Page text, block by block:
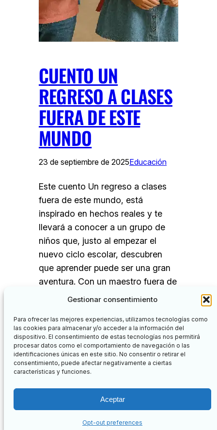
Gestionar consentimiento
Para ofrecer las mejores experiencias, utilizamos tecnologías como
las cookies para almacenar y/o acceder a la información del
dispositivo. El consentimiento de estas tecnologías nos permitirá
procesar datos como el comportamiento de navegación o las
identificaciones únicas en este sitio. No consentir o retirar el
consentimiento, puede afectar negativamente a ciertas
características y funciones.
Aceptar
Opt-out preferences
CUENTO UN
REGRESO A CLASES
FUERA DE ESTE
MUNDO
23 de septiembre de 2025Educación
Este cuento Un regreso a clases
fuera de este mundo, está
inspirado en hechos reales y te
llevará a conocer a un grupo de
niños que, justo al empezar el
nuevo ciclo escolar, descubren
que aprender puede ser una gran
aventura. Con un maestro fuera de
lo común, cascos espaciales de
Facebook
Twitter
Nuevos Aprendizajes